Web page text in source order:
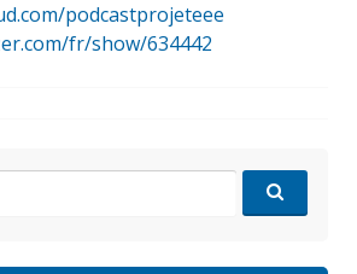
podcastprojeteee
fr/show/634442